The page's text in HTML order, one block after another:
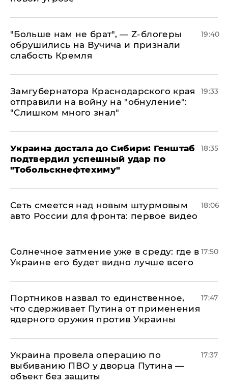
​"Больше нам не брат", — Z-блогеры
обрушились на Вучича и признали
слабость Кремля
19:40
Замгубернатора Краснодарского края
отправили на войну на "обнуление":
"Слишком много знал"
19:33
Украина достала до Сибири: Генштаб
подтвердил успешный удар по
"Тобольскнефтехиму"
18:35
Сеть смеется над новым штурмовым
авто России для фронта: первое видео
18:06
​Солнечное затмение уже в среду: где в
Украине его будет видно лучше всего
17:50
Портников назвал то единственное,
что сдерживает Путина от применения
ядерного оружия против Украины
17:47
Украина провела операцию по
выбиванию ПВО у дворца Путина —
объект без защиты
17:37